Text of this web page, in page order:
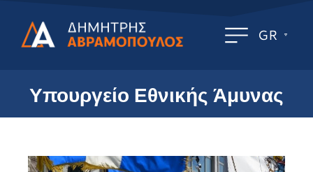
GR
Υπουργείο Εθνικής Άμυνας